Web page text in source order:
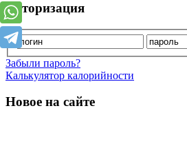
Авторизация
Забыли пароль?
Калькулятор калорийности
Новое на сайте